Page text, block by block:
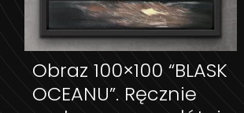
Obraz 100×100 “BLASK
OCEANU”. Ręcznie
DODAJ DO KOSZYKA